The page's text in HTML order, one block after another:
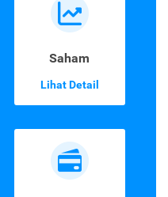
Saham
Lihat Detail